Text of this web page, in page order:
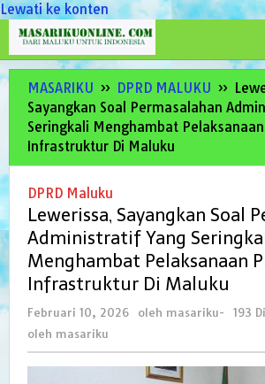
Lewati ke konten
MASARIKU » DPRD MALUKU »
Sayangkan Soal Permasalahan
Seringkali Menghambat
Infrastruktur Di Maluku
DPRD Maluku
Lewerissa, Sayangkan Soal
Administratif Yang
Menghambat Pelaksanaan
Infrastruktur Di Maluku
Februari 10, 2026 oleh masariku-
193
oleh masariku